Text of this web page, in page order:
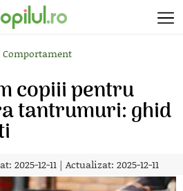
Comportament
copiii pentru
tantrumuri: ghid
2025-12-11 | Actualizat: 2025-12-11